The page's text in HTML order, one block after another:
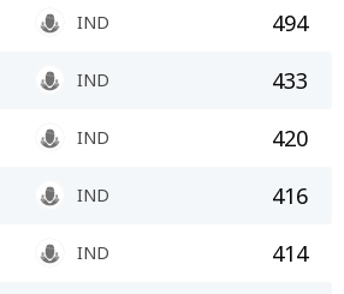
IND 494
IND 433
IND 420
IND 416
IND 414